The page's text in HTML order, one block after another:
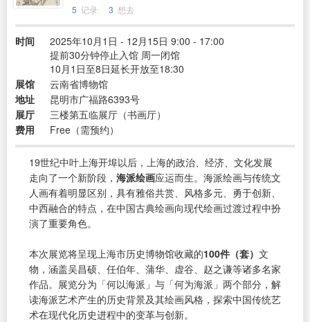
5 记录 3 想去
时间
2025年10月1日 - 12月15日 9:00 - 17:00
提前30分钟停止入馆 周一闭馆
10月1日至8日延长开放至18:30
展馆
云南省博物馆
地址
昆明市广福路6393号
展厅
三楼第五临展厅（书画厅）
费用
Free（需预约）
19世纪中叶上海开埠以后，上海的政治、经济、文化发展
走向了一个新阶段， 海派绘画应运而生。海派绘画与传统文
人画有着明显区别，具有雅俗共赏、风格多元、勇于创新、
中西融合的特点，在中国古典绘画向现代绘画过渡过程中扮
演了重要角色。
本次展览将呈现上海市历史博物馆收藏的100件（套） 文
物，涵盖吴昌硕、任伯年、蒲华、虚谷、赵之谦等诸多名家
作品。展览分为「何以海派」与「何为海派」两个部分，解
读海派艺术产生的历史背景及其绘画风格，探索中国传统艺
术在现代化历史进程中的变革与创新。